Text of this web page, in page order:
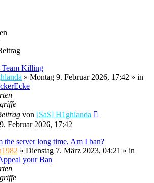
Team Killing
» Montag 9. Februar 2026, 17:42 » in
von [SaS] H1ghlanda
Februar 2026, 17:42
the server long time, Am I ban?
» Dienstag 7. März 2023, 04:21 » in
your Ban